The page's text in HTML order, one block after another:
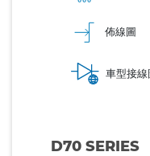
佈線圖
車型接線
D70 SERIES